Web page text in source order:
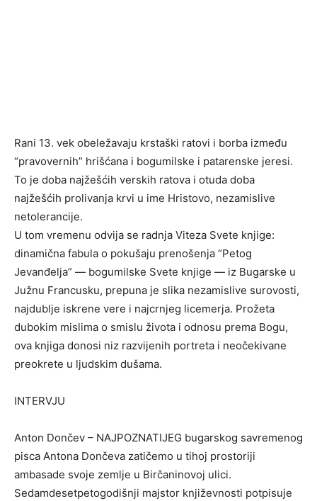
Rani 13. vek obeležavaju krstaški ratovi i borba između
“pravovernih” hrišćana i bogumilske i patarenske jeresi.
To je doba najžešćih verskih ratova i otuda doba
najžešćih prolivanja krvi u ime Hristovo, nezamislive
netolerancije.
U tom vremenu odvija se radnja Viteza Svete knjige:
dinamična fabula o pokušaju prenošenja “Petog
Jevanđelja” — bogumilske Svete knjige — iz Bugarske u
Južnu Francusku, prepuna je slika nezamislive surovosti,
najdublje iskrene vere i najcrnjeg licemerja. Prožeta
dubokim mislima o smislu života i odnosu prema Bogu,
ova knjiga donosi niz razvijenih portreta i neočekivane
preokrete u ljudskim dušama.
INTERVJU
Anton Dončev – NAJPOZNATIJEG bugarskog savremenog
pisca Antona Dončeva zatičemo u tihoj prostoriji
ambasade svoje zemlje u Birčaninovoj ulici.
Sedamdesetpetogodišnji majstor književnosti potpisuje